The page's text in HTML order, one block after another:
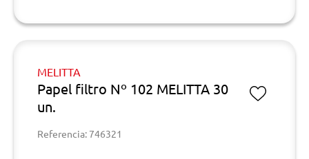
MELITTA
Papel filtro Nº 102 MELITTA 30
un.
Referencia: 746321